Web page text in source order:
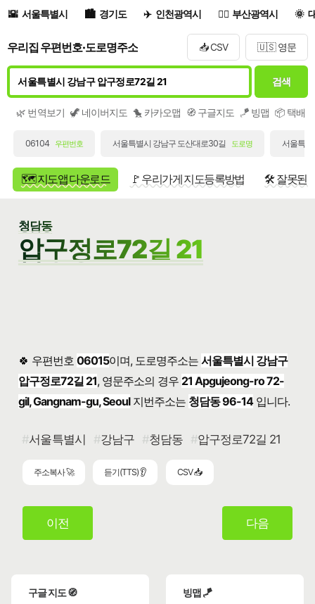
서울특별시 경기도 인천광역시 부산광역시
우리집 우편번호·도로명주소 📥 CSV 🇺🇸 영문
검색
🌿 번역보기 🦖 네이버지도 🐤 카카오맵 🧭 구글지도 🪁 빙맵 📦 택배/
06104 우편번호 서울특별시 강남구 도산대로30길 도로명 서울특별
🗺️ 지도앱 다운로드 🚩 우리가게 지도등록방법 🛠️ 잘못된
청담동
압구정로72길 21
🍀 우편번호 06015이며, 도로명주소는서울특별시 강남구
압구정로72길 21, 영문주소의 경우 21 Apgujeong-ro 72-
gil, Gangnam-gu, Seoul지번주소는 청담동 96-14입니다.
서울특별시 강남구 청담동 압구정로72길 21
주소복사 🚀 듣기(TTS) 👂 CSV 📥
이전 다음
구글 지도 🧭 빙맵 🪁